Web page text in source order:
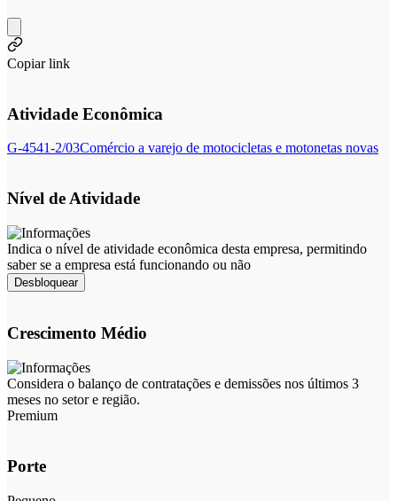
Copiar link
Atividade Econômica
G-4541-2/03Comércio a varejo de motocicletas e motonetas novas
Nível de Atividade
Indica o nível de atividade econômica desta empresa, permitindo
saber se a empresa está funcionando ou não
Desbloquear
Crescimento Médio
Considera o balanço de contratações e demissões nos últimos 3
meses no setor e região.
Premium
Porte